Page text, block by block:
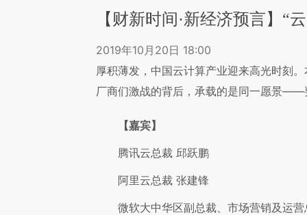
【财新时间·新经济预言】“
2019年10月20日 18:00
厚积薄发，中国云计算产业迎来高光时刻
厂商们激战的背后，承载的是同一愿景——
【嘉宾】
腾讯云总裁 邱跃鹏
阿里云总裁 张建锋
微软大中华区副总裁、市场营销及运